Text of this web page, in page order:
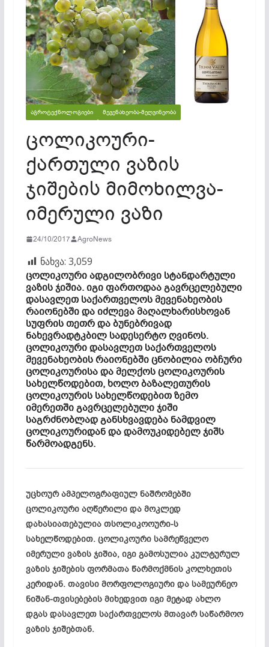
ᲐᲒᲠᲝᲢᲔᲥᲜᲝᲚᲝᲒᲘᲔᲑᲘ ᲛᲔᲕᲔᲜᲐᲮᲔᲝᲑᲐ-ᲛᲔᲦᲕᲘᲜᲔᲝᲑᲐ
ცოლიკოური-
ქართული ვაზის
ჯიშების მიმოხილვა-
იმერული ვაზი
24/10/2017 AgroNews
ნახვა: 3,059
ცოლიკოური ადგილობრივი სტანდარტული
ვაზის ჯიშია. იგი ფართოდაა გავრცელებული
დასავლეთ საქართველოს მევენახეობის
რაიონებში და იძლევა მაღალხარისხოვან
სუფრის თეთრ და ბუნებრივად
ნახევრადტკბილ სადესერტო ღვინოს.
ცოლიკოური დასავლეთ საქართველოს
მევენახეობის რაიონებში ცნობილია ობჩური
ცოლიკოურისა და მელქოს ცოლიკოურის
სახელწოდებით, ხოლო ბაზალეთურის
ცოლიკოურის სახელწოდებით ზემო
იმერეთში გავრცელებული ჯიში
საგრძნობლად განსხვავდება ნამდვილ
ცოლიკოურიდან და დამოუკიდებელ ჯიშს
წარმოადგენს.
უცხოურ ამპელოგრაფიულ ნაშრომებში
ცოლიკოური აღწერილი და მოკლედ
დახასიათებულია თსოლიკოოური-ს
სახელწოდებით. ცოლიკოური სამრეწველო
იმერული ვაზის ჯიშია, იგი გამოსულია კულტურულ
ვაზის ჯიშების ფორმათა წარმოქმნის კოლხეთის
კერიდან. თავისი მორფოლოგიური და სამეურნეო
ნიშან-თვისებების მიხედვით იგი მეტად ახლო
დგას დასავლეთ საქართველოს მთავარ საწარმოო
ვაზის ჯიშებთან.